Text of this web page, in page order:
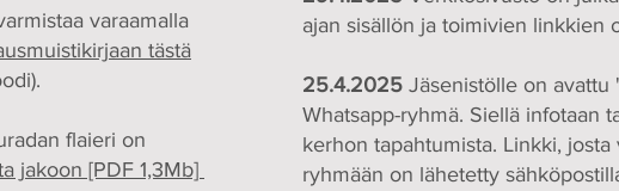
varaamalla
tästä
flaieri on
jakoon [PDF 1,3Mb]
ajan sisällön ja toimivien linkkien
25.4.2025 Jäsenistölle on avattu
Whatsapp-ryhmä. Siellä infotaan
kerhon tapahtumista. Linkki, josta
ryhmään on lähetetty